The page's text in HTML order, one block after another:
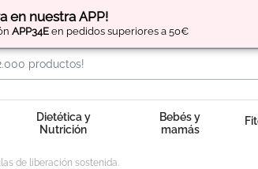
en nuestra APP!
APP34E en pedidos superiores a 50€
Regístratey obtén
Dietética y
Nutrición
Bebés y
mamás
de liberación sostenida.